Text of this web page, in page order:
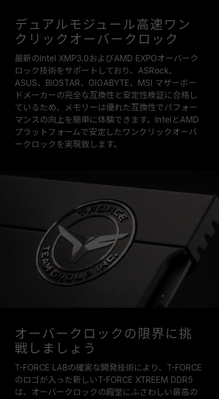
デュアルモジュール高速ワン
クリックオーバークロック
最新のIntel XMP3.0およびAMD EXPOオーバーク
ロック技術をサポートしており、ASRock、
ASUS、BIOSTAR、GIGABYTE、MSI マザーボー
ドメーカーの完全な互換性と安定性検証に合格し
ているため、メモリーは優れた互換性でパフォー
マンスの向上を簡単に体験できます。IntelとAMD
プラットフォームで安定したワンクリックオーバ
ークロックを実現致します。
オーバークロックの限界に挑
戦しましょう
T-FORCE LABの確実な開発技術により、T-FORCE
のロゴが入った新しいT-FORCE XTREEM DDR5
は、オーバークロックの殿堂にふさわしい最高の